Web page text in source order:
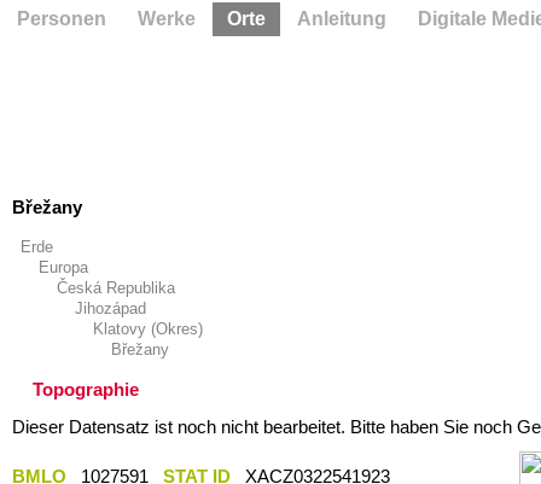
Břežany
Erde
Europa
Česká Republika
Jihozápad
Klatovy (Okres)
Břežany
Topographie
Dieser Datensatz ist noch nicht bearbeitet. Bitte haben Sie noch
BMLO 1027591 STAT ID
XACZ0322541923
Personen Werke Orte Anleitung Digitale